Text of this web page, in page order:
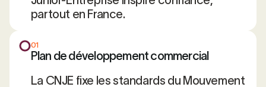
partout en France.
01
Plan de développement commercial
La CNJE fixe les standards du Mouvement